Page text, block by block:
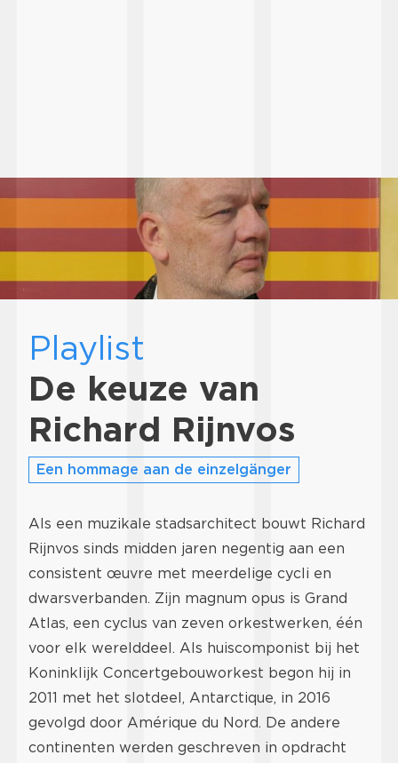
Playlist
De keuze van
Richard Rijnvos
Een hommage aan de einzelgänger
Als een muzikale stadsarchitect bouwt Richard
Rijnvos sinds midden jaren negentig aan een
consistent œuvre met meerdelige cycli en
dwarsverbanden. Zijn magnum opus is Grand
Atlas, een cyclus van zeven orkestwerken, één
voor elk werelddeel. Als huiscomponist bij het
Koninklijk Concertgebouworkest begon hij in
2011 met het slotdeel, Antarctique, in 2016
gevolgd door Amérique du Nord. De andere
continenten werden geschreven in opdracht